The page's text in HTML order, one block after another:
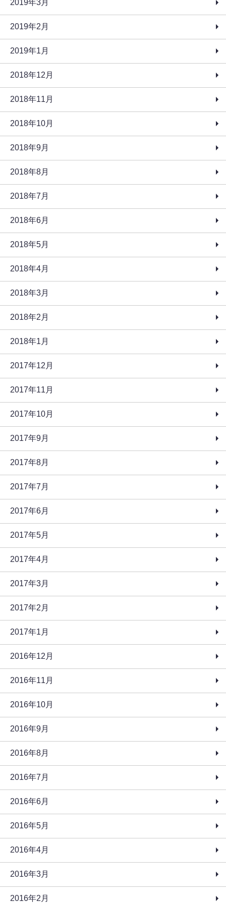
2019年3月
2019年2月
2019年1月
2018年12月
2018年11月
2018年10月
2018年9月
2018年8月
2018年7月
2018年6月
2018年5月
2018年4月
2018年3月
2018年2月
2018年1月
2017年12月
2017年11月
2017年10月
2017年9月
2017年8月
2017年7月
2017年6月
2017年5月
2017年4月
2017年3月
2017年2月
2017年1月
2016年12月
2016年11月
2016年10月
2016年9月
2016年8月
2016年7月
2016年6月
2016年5月
2016年4月
2016年3月
2016年2月